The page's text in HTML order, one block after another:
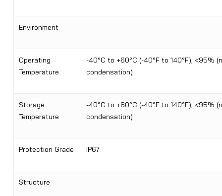
Environment
Operating
Temperature
-40°C to +60°C (-40°F to 140°F); <95%
condensation)
Storage
Temperature
-40°C to +60°C (-40°F to 140°F); <95%
condensation)
Protection Grade IP67
Structure